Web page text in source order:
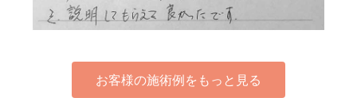
お客様の施術例をもっと見る